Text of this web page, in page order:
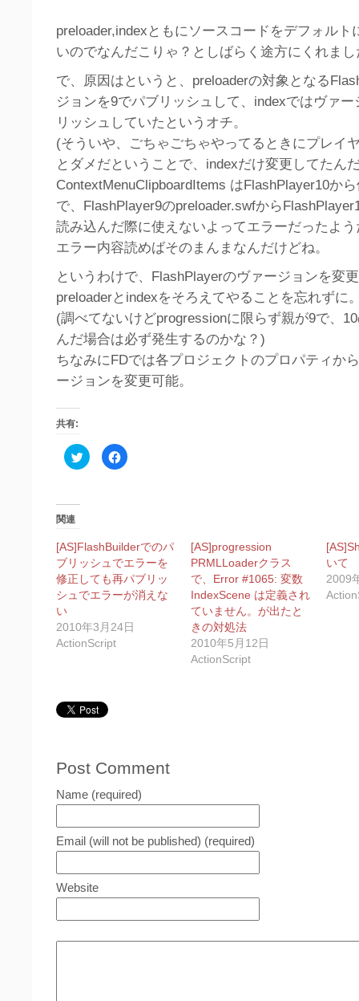
preloader,indexともにソースコードをデフォルト
いのでなんだこりゃ？としばらく途方にくれま
で、原因はというと、preloaderの対象となる
ジョンを9でパブリッシュして、indexではヴァ
リッシュしていたというオチ。
(そういや、ごちゃごちゃやってるときにプレイ
とダメだということで、indexだけ変更してたん
ContextMenuClipboardItems はFlashPlayer10か
で、FlashPlayer9のpreloader.swfから
読み込んだ際に使えないよってエラーだったよう
エラー内容読めばそのまんまなんだけどね。
というわけで、FlashPlayerのヴァージョンを変
preloaderとindexをそろえてやることを忘れずに
(調べてないけどprogressionに限らず親が9で、
んだ場合は必ず発生するのかな？)
ちなみにFDでは各プロジェクトのプロパティか
ージョンを変更可能。
共有:
ク
リ
有
(新
し
い
ウ
ィ
ン
で
開
き
Facebook
で
リ
ッ
ク
し
て
く
だ
(新
し
関連
[AS]FlashBuilderでのパ
ブリッシュでエラーを
修正しても再パブリッ
シュでエラーが消えな
い
2010年3月24日
ActionScript
[AS]progression
PRMLLoaderクラス
で、Error #1065: 変数
IndexScene は定義され
ていません。が出たと
きの対処法
2010年5月12日
ActionScript
いて
2009
Post Comment
Name (required)
Email (will not be published) (required)
Website